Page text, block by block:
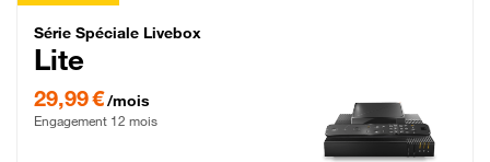
Série Spéciale Livebox Lite Fibre
Série Spéciale Livebox
Lite
29,99 €/mois
Engagement 12 mois